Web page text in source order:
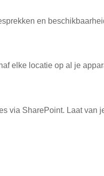
en
elke locatie op al je
via SharePoint. Laat van